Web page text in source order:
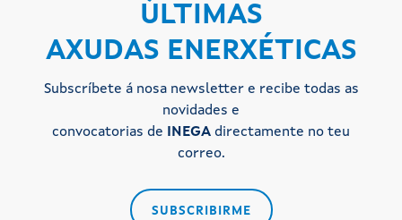
ÚLTIMAS
AXUDAS ENERXÉTICAS
Subscríbete á nosa newsletter e recibe todas as
novidades e
convocatorias de
INEGA directamente no teu
correo.
SUBSCRIBIRME